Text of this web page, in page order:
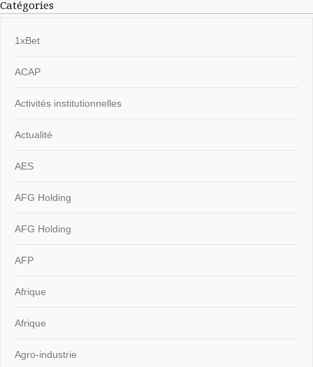
Catégories
1xBet
ACAP
Activités institutionnelles
Actualité
AES
AFG Holding
AFG Holding
AFP
Afrique
Afrique
Agro-industrie